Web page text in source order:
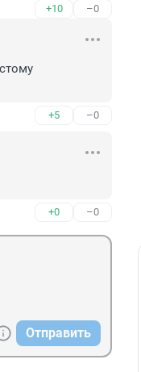
+10 –0
+5 –0
+0 –0
Отправить